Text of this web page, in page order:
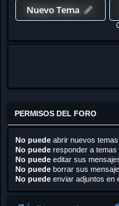
Nuevo Tema
PERMISOS DEL FORO
No puede abrir nuevos
No puede responder a
No puede editar sus
No puede borrar sus
No puede enviar adjuntos en